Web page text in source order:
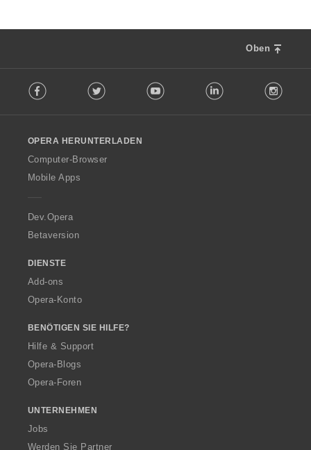
Oben
o
w
O
p
a
Facebook Twitter Youtube LinkedIn
OPERA HERUNTERLADEN
Computer-Browser
Mobile Apps
Dev.Opera
Betaversion
DIENSTE
Add-ons
Opera-Konto
BENÖTIGEN SIE HILFE?
Hilfe & Support
Opera-Blogs
Opera-Foren
UNTERNEHMEN
Jobs
Werden Sie Partner